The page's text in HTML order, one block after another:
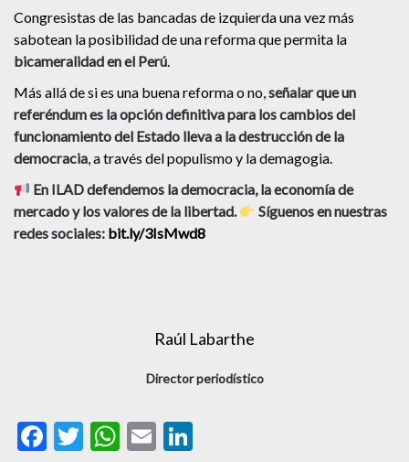
Congresistas de las bancadas de izquierda una vez más
sabotean la posibilidad de una reforma que permita la
bicameralidad en el Perú.
Más allá de si es una buena reforma o no,señalar que un
referéndum es la opción definitiva para los cambios del
funcionamiento del Estado lleva a la destrucción de la
democracia, a través del populismo y la demagogia.
En ILAD defendemos la democracia, la economía de
mercado y los valores de la libertad.
Síguenos en nuestras
redes sociales: bit.ly/3IsMwd8
Raúl Labarthe
Director periodístico
Facebook
Twitter
WhatsApp
Email